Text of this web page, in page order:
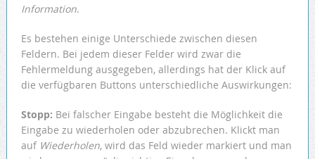
Information.
Es bestehen einige Unterschiede zwischen diesen
Feldern. Bei jedem dieser Felder wird zwar die
Fehlermeldung ausgegeben, allerdings hat der Klick auf
die verfügbaren Buttons unterschiedliche Auswirkungen:
Stopp: Bei falscher Eingabe besteht die Möglichkeit die
Eingabe zu wiederholen oder abzubrechen. Klickt man
auf Wiederholen, wird das Feld wieder markiert und man